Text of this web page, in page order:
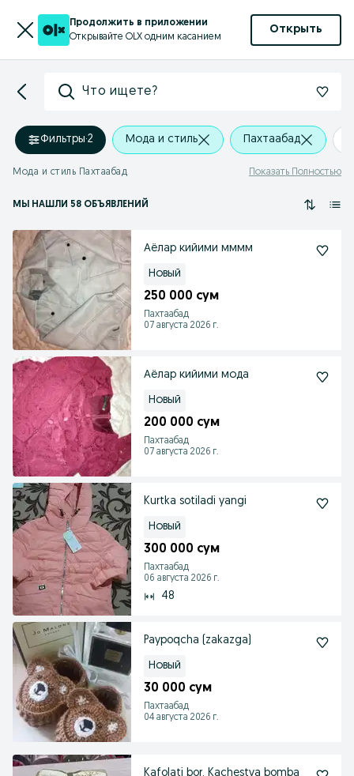
Продолжить в приложении
Открывайте OLX одним касанием
Открыть
Что ищете?
Фильтры·2 Мода и стиль Пахтаабад
Мода и стиль Пахтаабад Показать Полностью
МЫ НАШЛИ 58 ОБЪЯВЛЕНИЙ
Аёлар кийими мммм
Новый
250 000 сум
Пахтаабад
07 августа 2026 г.
Аёлар кийими мода
Новый
200 000 сум
Пахтаабад
07 августа 2026 г.
Kurtka sotiladi yangi
Новый
300 000 сум
Пахтаабад
06 августа 2026 г.
48
Paypoqcha (zakazga)
Новый
30 000 сум
Пахтаабад
04 августа 2026 г.
Kafolati bor. Kachestva bomba